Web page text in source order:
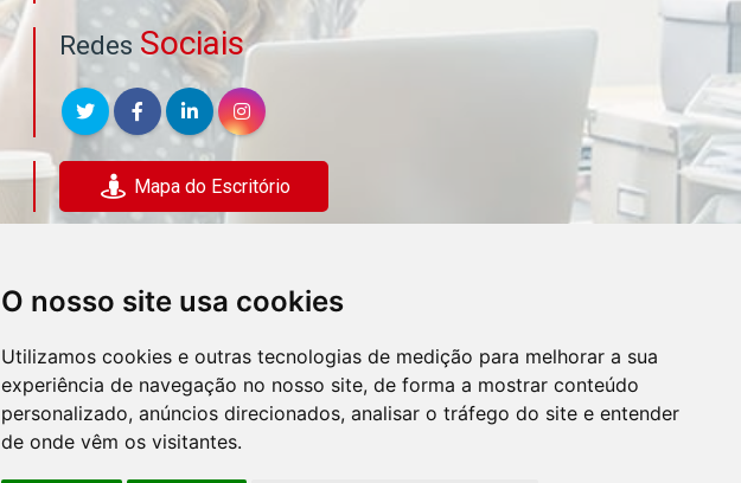
O nosso site usa cookies
Utilizamos cookies e outras tecnologias de medição para melhorar a sua
experiência de navegação no nosso site, de forma a mostrar conteúdo
personalizado, anúncios direcionados, analisar o tráfego do site e entender
de onde vêm os visitantes.
Redes Sociais
Mapa do Escritório